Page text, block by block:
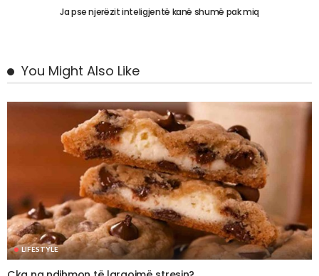
Ja pse njerëzit inteligjentë kanë shumë pak miq
You Might Also Like
LIFESTYLE